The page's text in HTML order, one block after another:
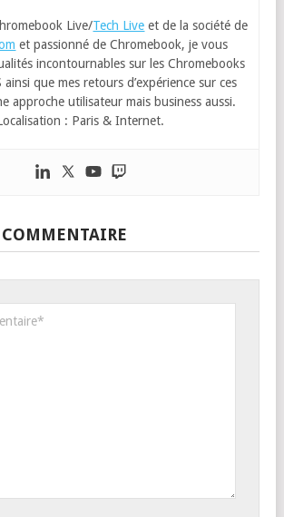
Live/Tech Live et de la société de
et passionné de Chromebook, je vous
incontournables sur les Chromebooks
ainsi que mes retours d’expérience sur ces
approche utilisateur mais business aussi.
: Paris & Internet.